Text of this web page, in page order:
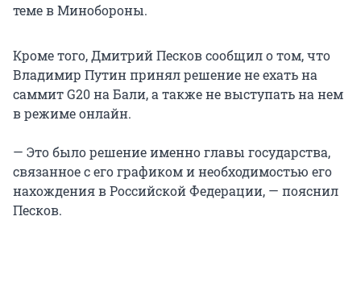
теме в Минобороны.
Кроме того, Дмитрий Песков сообщил о том, что
Владимир Путин принял решение не ехать на
саммит G20 на Бали, а также не выступать на нем
в режиме онлайн.
— Это было решение именно главы государства,
связанное с его графиком и необходимостью его
нахождения в Российской Федерации, — пояснил
Песков.